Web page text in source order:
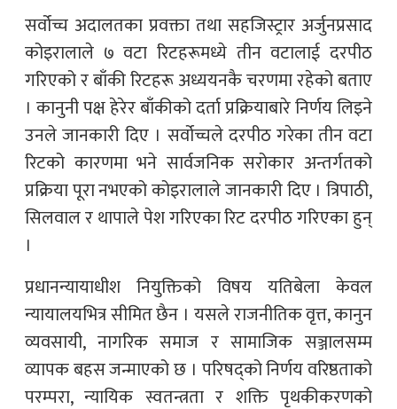
सर्वोच्च अदालतका प्रवक्ता तथा सहजिस्ट्रार अर्जुनप्रसाद
कोइरालाले ७ वटा रिटहरूमध्ये तीन वटालाई दरपीठ
गरिएको र बाँकी रिटहरू अध्ययनकै चरणमा रहेको बताए
। कानुनी पक्ष हेरेर बाँकीको दर्ता प्रक्रियाबारे निर्णय लिइने
उनले जानकारी दिए । सर्वोच्चले दरपीठ गरेका तीन वटा
रिटको कारणमा भने सार्वजनिक सरोकार अन्तर्गतको
प्रक्रिया पूरा नभएको कोइरालाले जानकारी दिए । त्रिपाठी,
सिलवाल र थापाले पेश गरिएका रिट दरपीठ गरिएका हुन्
।
प्रधानन्यायाधीश नियुक्तिको विषय यतिबेला केवल
न्यायालयभित्र सीमित छैन । यसले राजनीतिक वृत्त, कानुन
व्यवसायी, नागरिक समाज र सामाजिक सञ्जालसम्म
व्यापक बहस जन्माएको छ । परिषद्को निर्णय वरिष्ठताको
परम्परा, न्यायिक स्वतन्त्रता र शक्ति पृथकीकरणको